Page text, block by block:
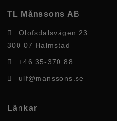
TL Månssons AB
Olofsdalsvägen 23
300 07 Halmstad
+46 35-370 88
ulf@manssons.se
Länkar